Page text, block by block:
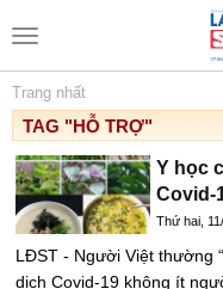
Trang nhất
TAG "HỖ TRỢ"
Y học
Covid-
Thứ hai,
LĐST - Người Việt thường
dịch Covid-19 không ít